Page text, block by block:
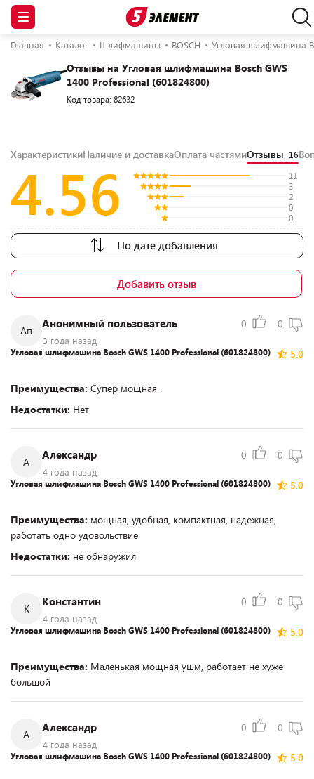
Главная Каталог Шлифмашины BOSCH Угловая шлифмашина
Отзывы на Угловая шлифмашина Bosch GWS
1400 Professional (601824800)
Код товара: 82632
ХарактеристикиНаличие и доставкаОплата частямиОтзывы 16
4.56
11
3
2
0
0
По дате добавления
Добавить отзыв
Ап
Анонимный пользователь
3 года назад
0 0
5.0
Угловая шлифмашина Bosch GWS 1400 Professional (601824800)
Преимущества: Супер мощная .
Недостатки: Нет
А
Александр
4 года назад
0 0
5.0
Угловая шлифмашина Bosch GWS 1400 Professional (601824800)
Преимущества: мощная, удобная, компактная, надежная,
работать одно удовольствие
Недостатки: не обнаружил
К
Константин
4 года назад
0 0
5.0
Угловая шлифмашина Bosch GWS 1400 Professional (601824800)
Преимущества: Маленькая мощная ушм, работает не хуже
большой
А
Александр
4 года назад
0 0
5.0
Угловая шлифмашина Bosch GWS 1400 Professional (601824800)